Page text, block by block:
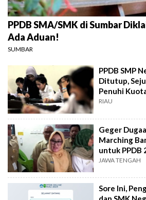
PPDB SMA/SMK di Sumbar
Ada Aduan!
SUMBAR
PPDB SMP
Ditutup,
Penuhi
RIAU
Geger
Marching
untuk PPDB
JAWA TENGAH
Sore Ini,